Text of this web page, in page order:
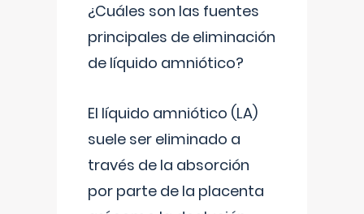
¿Cuáles son las fuentes
principales de eliminación
de líquido amniótico?
El líquido amniótico (LA)
suele ser eliminado a
través de la absorción
por parte de la placenta